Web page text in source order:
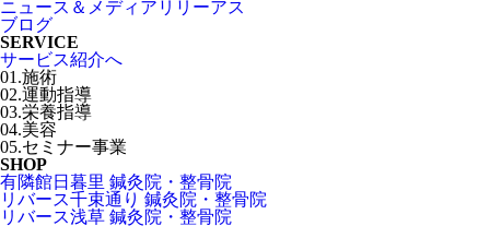
ニュース＆メディアリリーアス
ブログ
SERVICE
サービス紹介へ
01.施術
02.運動指導
03.栄養指導
04.美容
05.セミナー事業
SHOP
有隣館日暮里 鍼灸院・整骨院
リバース千束通り 鍼灸院・整骨院
リバース浅草 鍼灸院・整骨院